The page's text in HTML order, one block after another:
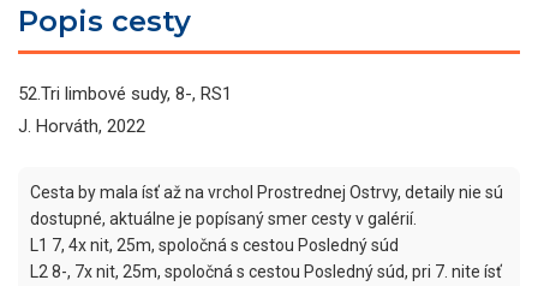
Popis cesty
52.Tri limbové sudy, 8-, RS1
J. Horváth, 2022
Cesta by mala ísť až na vrchol Prostrednej Ostrvy, detaily nie sú
dostupné, aktuálne je popísaný smer cesty v galérií.
L1 7, 4x nit, 25m, spoločná s cestou Posledný súd
L2 8-, 7x nit, 25m, spoločná s cestou Posledný súd, pri 7. nite ísť